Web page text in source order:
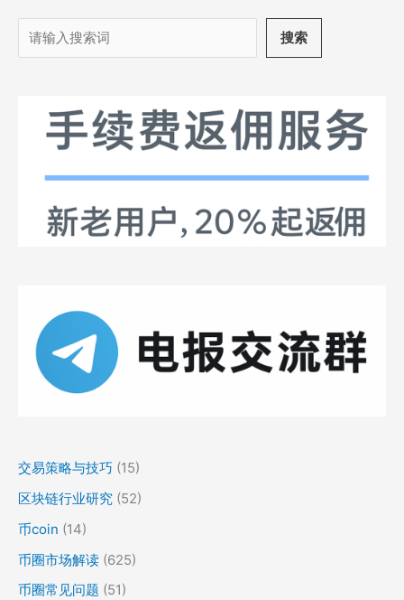
搜
索
搜索
交易策略与技巧 (15)
区块链行业研究 (52)
币coin (14)
币圈市场解读 (625)
币圈常见问题 (51)